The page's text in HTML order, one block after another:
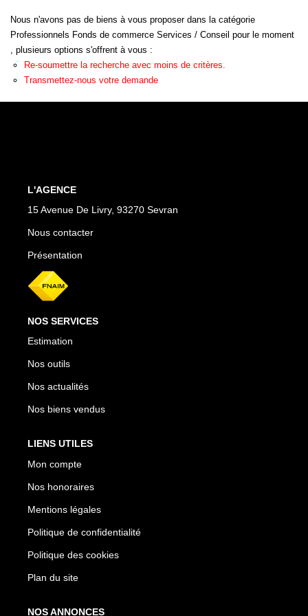
TERRAINS
Nous n'avons pas de biens à vous proposer dans la catégorie
Professionnels Fonds de commerce Services / Conseil pour le moment
, plusieurs options s'offrent à vous :
Re-soumettre la recherche avec moins de critères.
Transmettez-nous votre demande
L'AGENCE
15 Avenue De Livry, 93270 Sevran
Nous contacter
Présentation
NOS SERVICES
Estimation
Nos outils
Nos actualités
Nos biens vendus
LIENS UTILES
Mon compte
Nos honoraires
Mentions légales
Politique de confidentialité
Politique des cookies
Plan du site
NOS ANNONCES